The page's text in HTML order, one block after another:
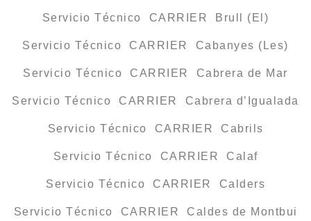
Servicio Técnico CARRIER Brull (El)
Servicio Técnico CARRIER Cabanyes (Les)
Servicio Técnico CARRIER Cabrera de Mar
Servicio Técnico CARRIER Cabrera d’Igualada
Servicio Técnico CARRIER Cabrils
Servicio Técnico CARRIER Calaf
Servicio Técnico CARRIER Calders
Servicio Técnico CARRIER Caldes de Montbui